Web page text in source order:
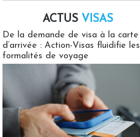
ACTUS VISAS
De la demande de visa à la carte
d’arrivée : Action-Visas fluidifie les
formalités de voyage